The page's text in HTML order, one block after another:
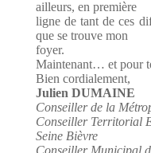
ailleurs, en première
ligne de tant de ces
que se trouve mon
foyer.
Maintenant… et pour
Bien cordialement,
Julien DUMAINE
Conseiller de la
Conseiller Territorial
Seine Bièvre
Conseiller Municipal